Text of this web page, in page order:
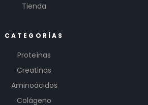
Tienda
CATEGORÍAS
Proteínas
Creatinas
Aminoácidos
Colágeno